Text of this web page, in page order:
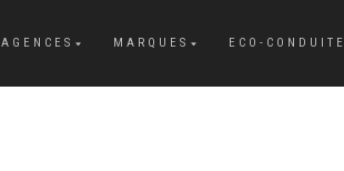
AGENCES MARQUES ECO-CONDUITE